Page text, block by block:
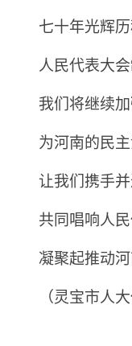
七十年光辉历
人民代表大会
我们将继续加
为河南的民主
让我们携手并
共同唱响人民
凝聚起推动河
（灵宝市人大